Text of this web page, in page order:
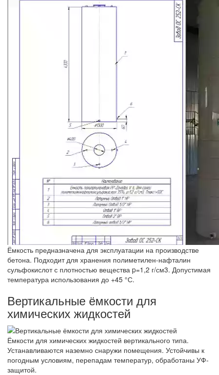
Ёмкость предназначена для эксплуатации на производстве
бетона. Подходит для хранения полиметилен-нафталин
сульфокислот с плотностью вещества p=1,2 г/см3. Допустимая
температура использования до +45 °С.
Вертикальные ёмкости для
химических жидкостей
Ёмкости для химических жидкостей вертикального типа.
Устанавливаются наземно снаружи помещения. Устойчивы к
погодным условиям, перепадам температур, обработаны УФ-
защитой.